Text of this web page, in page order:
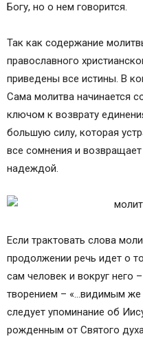
Богу, но о нем говорится.
Так как содержание
православного
приведены все истины. В
Сама молитва начинается
ключом к возврату
большую силу, которая
все сомнения и
надеждой.
Если трактовать слова
продолжении речь идет о
сам человек и вокруг него
творением – «…видимым
следует упоминание об
рожденным от Святого